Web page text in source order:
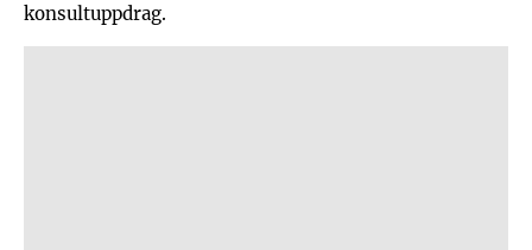
konsultuppdrag.